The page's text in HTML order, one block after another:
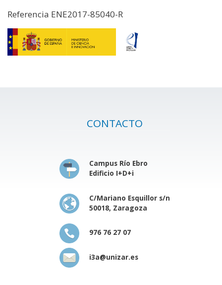
Referencia ENE2017-85040-R
CONTACTO
Campus Río Ebro
Edificio I+D+i
C/Mariano Esquillor s/n
50018, Zaragoza
976 76 27 07
i3a@unizar.es